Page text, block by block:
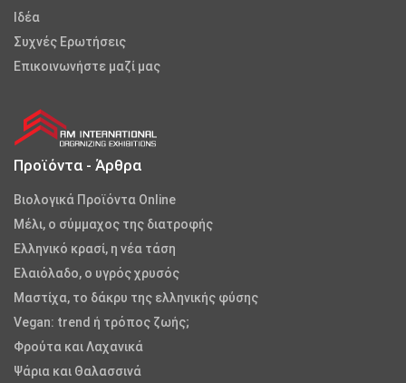
Iδέα
Συχνές Ερωτήσεις
Επικοινωνήστε μαζί μας
Προϊόντα - Άρθρα
Βιολογικά Προϊόντα Online
Μέλι, ο σύμμαχος της διατροφής
Ελληνικό κρασί, η νέα τάση
Ελαιόλαδο, ο υγρός χρυσός
Μαστίχα, το δάκρυ της ελληνικής φύσης
Vegan: trend ή τρόπος ζωής;
Φρούτα και Λαχανικά
Ψάρια και Θαλασσινά